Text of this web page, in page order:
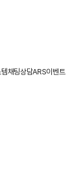
채팅상담ARS이벤트